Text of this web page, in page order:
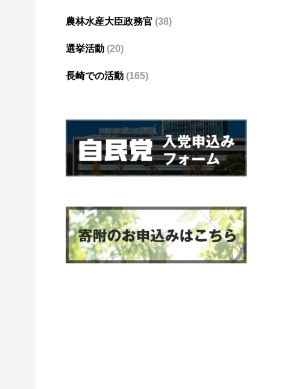
農林水産大臣政務官 (38)
選挙活動 (20)
長崎での活動 (165)